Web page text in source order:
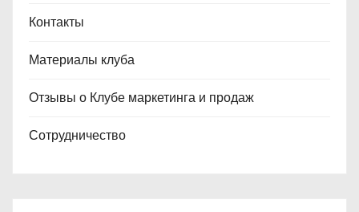
Контакты
Материалы клуба
Отзывы о Клубе маркетинга и продаж
Сотрудничество